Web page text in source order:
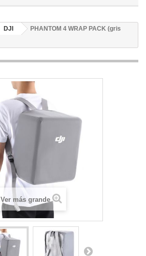
DJI
PHANTOM 4 WRAP PACK (gris
Ver más grande